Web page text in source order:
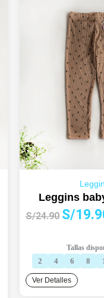
Leggins
S/24.90 El
era:
S/24.90.
S/
Tallas
2 4 6 8
Ver Detalles